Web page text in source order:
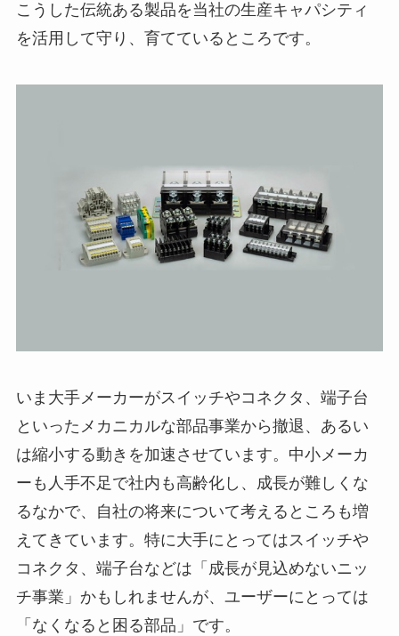
こうした伝統ある製品を当社の生産キャパシティ
を活用して守り、育てているところです。
いま大手メーカーがスイッチやコネクタ、端子台
といったメカニカルな部品事業から撤退、あるい
は縮小する動きを加速させています。中小メーカ
ーも人手不足で社内も高齢化し、成長が難しくな
るなかで、自社の将来について考えるところも増
えてきています。特に大手にとってはスイッチや
コネクタ、端子台などは「成長が見込めないニッ
チ事業」かもしれませんが、ユーザーにとっては
「なくなると困る部品」です。